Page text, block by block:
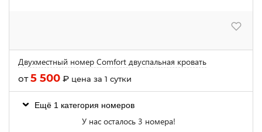
Двухместный номер Comfort двуспальная кровать
от5 500 ₽ цена за 1 сутки
Ещё 1 категория номеров
У нас осталось 3 номера!